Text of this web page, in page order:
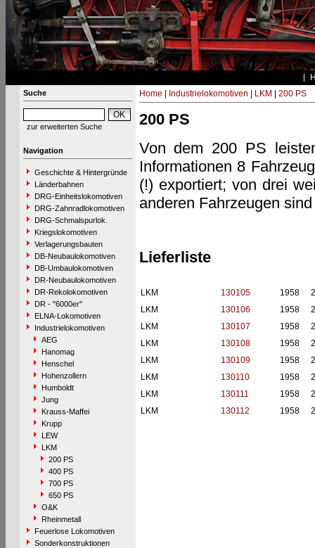
Suche
zur erweiterten Suche
Navigation
Geschichte & Hintergründe
Länderbahnen
DRG-Einheitslokomotiven
DRG-Zahnradlokomotiven
DRG-Schmalspurlok.
Kriegslokomotiven
Verlagerungsbauten
DB-Neubaulokomotiven
DB-Umbaulokomotiven
DR-Neubaulokomotiven
DR-Rekolokomotiven
DR - "6000er"
ELNA-Lokomotiven
Industrielokomotiven
AEG
Hanomag
Henschel
Hohenzollern
Humboldt
Jung
Krauss-Maffei
Krupp
LEW
LKM
200 PS
400 PS
700 PS
650 PS
O&K
Rheinmetall
Feuerlose Lokomotiven
Sonderkonstruktionen
Home Industrielokomotiven LKM 200 PS
200 PS
Von dem 200 PS
Informationen 8
(!) exportiert; von drei
anderen Fahrzeugen
Lieferliste
LKM 130105 1958
LKM
130106 1958
LKM
130107 1958
LKM
130108 1958
LKM
130109 1958
LKM
130110 1958
LKM
130111 1958
LKM
130112 1958